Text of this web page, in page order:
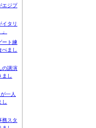
エジプ
イタリ
ート練
べまし
の講演
まし
一人
し
務スタ